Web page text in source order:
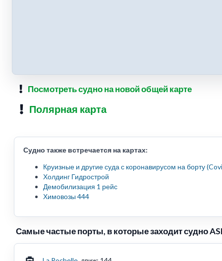
Посмотреть судно на новой общей карте
Полярная карта
Судно также встречается на картах:
Круизные и другие суда с коронавирусом на борту
Холдинг Гидрострой
Демобилизация 1 рейс
Химовозы 444
Самые частые порты, в которые заходит судно